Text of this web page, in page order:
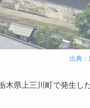
出典：
木県上三川町で発生し